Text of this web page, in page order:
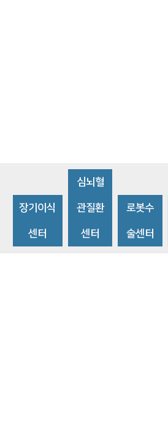
장기이식
센터
심뇌혈
관질환
센터
로봇수
술센터